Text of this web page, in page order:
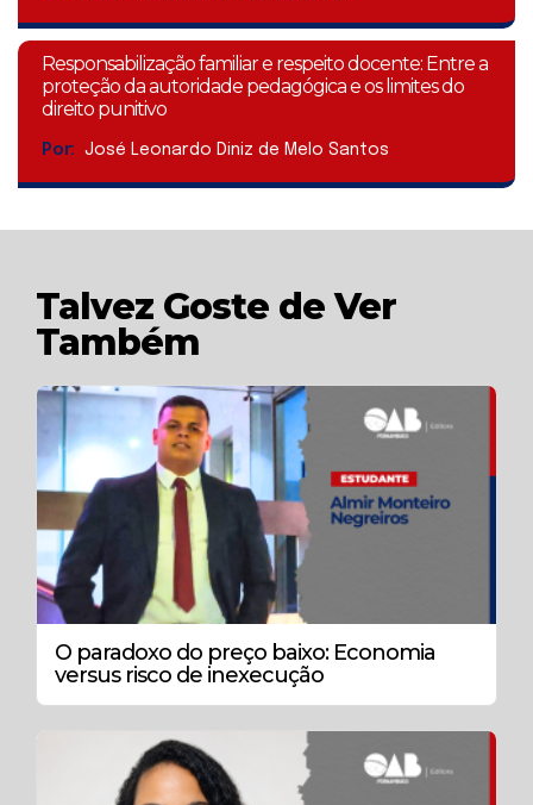
Responsabilização familiar e respeito docente: Entre a
proteção da autoridade pedagógica e os limites do
direito punitivo
Por: José Leonardo Diniz de Melo Santos
Talvez Goste de Ver
Também
O paradoxo do preço baixo: Economia
versus risco de inexecução